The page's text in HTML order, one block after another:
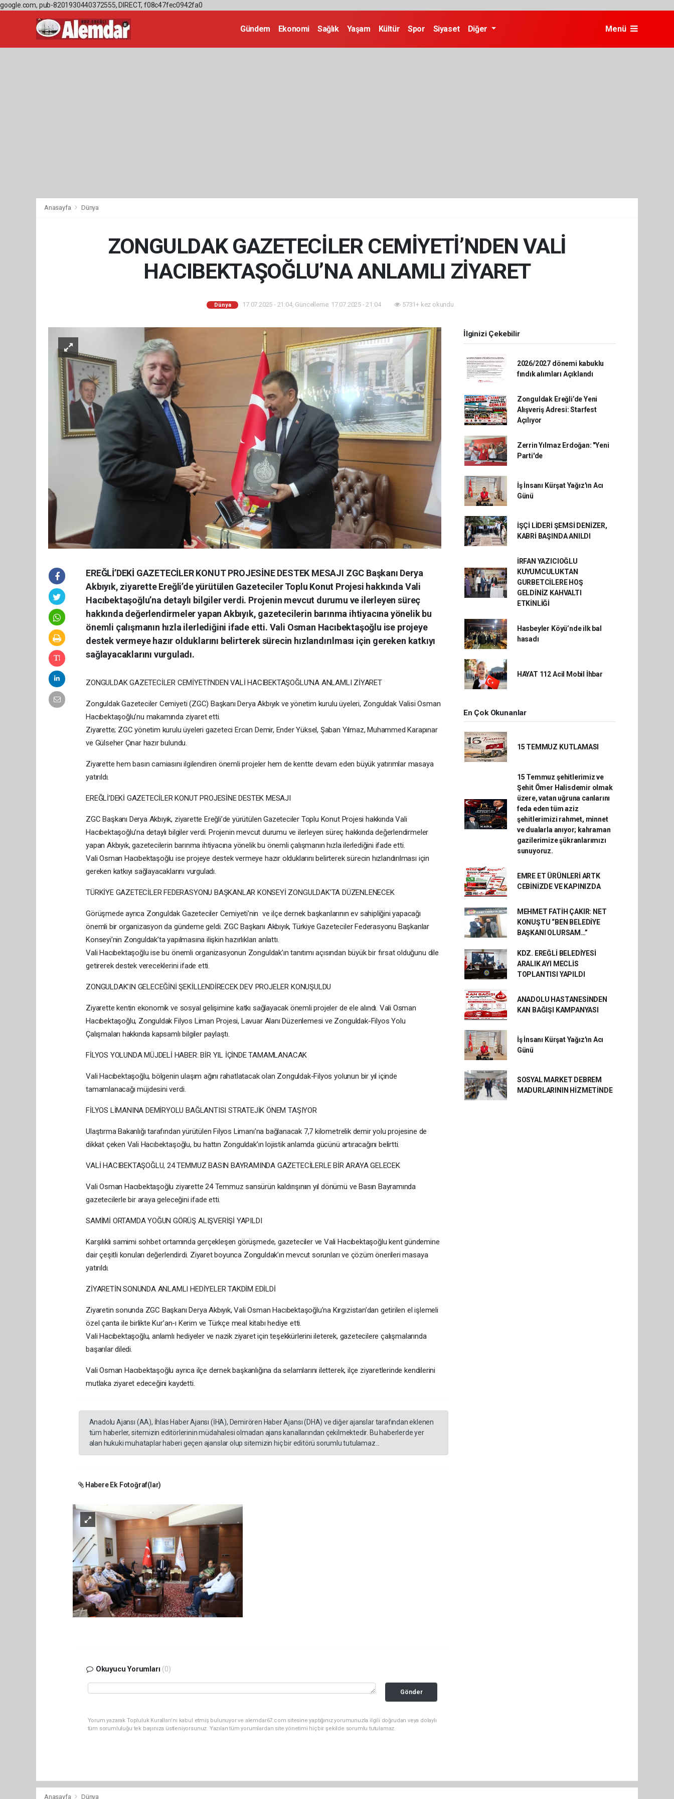
google.com, pub-8201930440372555, DIRECT, f08c47fec0942fa0
Gündem Ekonomi Sağlık Yaşam Kültür Spor Siyaset Diğer Menü
Anasayfa Dünya
ZONGULDAK GAZETECİLER CEMİYETİ’NDEN VALİ
HACIBEKTAŞOĞLU’NA ANLAMLI ZİYARET
Dünya 17.07.2025 - 21:04, Güncelleme: 17.07.2025 - 21:04 5731+ kez okundu.
EREĞLİ’DEKİ GAZETECİLER KONUT PROJESİNE DESTEK MESAJI ZGC Başkanı Derya
Akbıyık, ziyarette Ereğli’de yürütülen Gazeteciler Toplu Konut Projesi hakkında Vali
Hacıbektaşoğlu’na detaylı bilgiler verdi. Projenin mevcut durumu ve ilerleyen süreç
hakkında değerlendirmeler yapan Akbıyık, gazetecilerin barınma ihtiyacına yönelik bu
önemli çalışmanın hızla ilerlediğini ifade etti. Vali Osman Hacıbektaşoğlu ise projeye
destek vermeye hazır olduklarını belirterek sürecin hızlandırılması için gereken katkıyı
sağlayacaklarını vurguladı.
ZONGULDAK GAZETECİLER CEMİYETİ’NDEN VALİ HACIBEKTAŞOĞLU’NA ANLAMLI ZİYARET
Zonguldak Gazeteciler Cemiyeti (ZGC) Başkanı Derya Akbıyık ve yönetim kurulu üyeleri, Zonguldak Valisi Osman
Hacıbektaşoğlu’nu makamında ziyaret etti.
Ziyarette; ZGC yönetim kurulu üyeleri gazeteci Ercan Demir, Ender Yüksel, Şaban Yılmaz, Muhammed Karapınar
ve Gülseher Çınar hazır bulundu.
Ziyarette hem basın camiasını ilgilendiren önemli projeler hem de kentte devam eden büyük yatırımlar masaya
yatırıldı.
EREĞLİ’DEKİ GAZETECİLER KONUT PROJESİNE DESTEK MESAJI
ZGC Başkanı Derya Akbıyık, ziyarette Ereğli’de yürütülen Gazeteciler Toplu Konut Projesi hakkında Vali
Hacıbektaşoğlu’na detaylı bilgiler verdi. Projenin mevcut durumu ve ilerleyen süreç hakkında değerlendirmeler
yapan Akbıyık, gazetecilerin barınma ihtiyacına yönelik bu önemli çalışmanın hızla ilerlediğini ifade etti.
Vali Osman Hacıbektaşoğlu ise projeye destek vermeye hazır olduklarını belirterek sürecin hızlandırılması için
gereken katkıyı sağlayacaklarını vurguladı.
TÜRKİYE GAZETECİLER FEDERASYONU BAŞKANLAR KONSEYİ ZONGULDAK’TA DÜZENLENECEK
Görüşmede ayrıca Zonguldak Gazeteciler Cemiyeti'nin ve ilçe dernek başkanlarının ev sahipliğini yapacağı
önemli bir organizasyon da gündeme geldi. ZGC Başkanı Akbıyık, Türkiye Gazeteciler Federasyonu Başkanlar
Konseyi’nin Zonguldak’ta yapılmasına ilişkin hazırlıkları anlattı.
Vali Hacıbektaşoğlu ise bu önemli organizasyonun Zonguldak’ın tanıtımı açısından büyük bir fırsat olduğunu dile
getirerek destek vereceklerini ifade etti.
ZONGULDAK’IN GELECEĞİNİ ŞEKİLLENDİRECEK DEV PROJELER KONUŞULDU
Ziyarette kentin ekonomik ve sosyal gelişimine katkı sağlayacak önemli projeler de ele alındı. Vali Osman
Hacıbektaşoğlu, Zonguldak Filyos Liman Projesi, Lavuar Alanı Düzenlemesi ve Zonguldak-Filyos Yolu
Çalışmaları hakkında kapsamlı bilgiler paylaştı.
FİLYOS YOLUNDA MÜJDELİ HABER: BİR YIL İÇİNDE TAMAMLANACAK
Vali Hacıbektaşoğlu, bölgenin ulaşım ağını rahatlatacak olan Zonguldak-Filyos yolunun bir yıl içinde
tamamlanacağı müjdesini verdi.
FİLYOS LİMANINA DEMİRYOLU BAĞLANTISI STRATEJİK ÖNEM TAŞIYOR
Ulaştırma Bakanlığı tarafından yürütülen Filyos Limanı’na bağlanacak 7,7 kilometrelik demir yolu projesine de
dikkat çeken Vali Hacıbektaşoğlu, bu hattın Zonguldak’ın lojistik anlamda gücünü artıracağını belirtti.
VALİ HACIBEKTAŞOĞLU, 24 TEMMUZ BASIN BAYRAMINDA GAZETECİLERLE BİR ARAYA GELECEK
Vali Osman Hacıbektaşoğlu ziyarette 24 Temmuz sansürün kaldırışınıın yıl dönümü ve Basın Bayramında
gazetecilerle bir araya geleceğini ifade etti.
SAMİMİ ORTAMDA YOĞUN GÖRÜŞ ALIŞVERİŞİ YAPILDI
Karşılıklı samimi sohbet ortamında gerçekleşen görüşmede, gazeteciler ve Vali Hacıbektaşoğlu kent gündemine
dair çeşitli konuları değerlendirdi. Ziyaret boyunca Zonguldak’ın mevcut sorunları ve çözüm önerileri masaya
yatırıldı.
ZİYARETİN SONUNDA ANLAMLI HEDİYELER TAKDİM EDİLDİ
Ziyaretin sonunda ZGC Başkanı Derya Akbıyık, Vali Osman Hacıbektaşoğlu’na Kırgızistan’dan getirilen el işlemeli
özel çanta ile birlikte Kur’an-ı Kerim ve Türkçe meal kitabı hediye etti.
Vali Hacıbektaşoğlu, anlamlı hediyeler ve nazik ziyaret için teşekkürlerini ileterek, gazetecilere çalışmalarında
başarılar diledi.
Vali Osman Hacıbektaşoğlu ayrıca ilçe dernek başkanlığına da selamlarını iletterek, ilçe ziyaretlerinde kendilerini
mutlaka ziyaret edeceğini kaydetti.
Anadolu Ajansı (AA), İhlas Haber Ajansı (İHA), Demirören Haber Ajansı (DHA) ve diğer ajanslar tarafından eklenen
tüm haberler, sitemizin editörlerinin müdahalesi olmadan ajans kanallarından çekilmektedir. Bu haberlerde yer
alan hukuki muhataplar haberi geçen ajanslar olup sitemizin hiç bir editörü sorumlu tutulamaz...
Habere Ek Fotoğraf(lar)
Okuyucu Yorumları (0)
Gönder
Yorum yazarak Topluluk Kuralları’nı kabul etmiş bulunuyor ve alemdar67.com sitesine yaptığınız yorumunuzla ilgili doğrudan veya dolaylı
tüm sorumluluğu tek başınıza üstleniyorsunuz. Yazılan tüm yorumlardan site yönetimi hiçbir şekilde sorumlu tutulamaz.
İlginizi Çekebilir
2026/2027 dönemi kabuklu
fındık alımları Açıklandı
Zonguldak Ereğli’de Yeni
Alışveriş Adresi: Starfest
Açılıyor
Zerrin Yılmaz Erdoğan: "Yeni
Parti'de
İş İnsanı Kürşat Yağız'ın Acı
Günü
İŞÇİ LİDERİ ŞEMSİ DENİZER,
KABRİ BAŞINDA ANILDI
İRFAN YAZICIOĞLU
KUYUMCULUKTAN
GURBETCİLERE HOŞ
GELDİNİZ KAHVALTI
ETKİNLİĞİ
Hasbeyler Köyü’nde ilk bal
hasadı
HAYAT 112 Acil Mobil İhbar
En Çok Okunanlar
15 TEMMUZ KUTLAMASI
15 Temmuz şehitlerimiz ve
Şehit Ömer Halisdemir olmak
üzere, vatan uğruna canlarını
feda eden tüm aziz
şehitlerimizi rahmet, minnet
ve dualarla anıyor; kahraman
gazilerimize şükranlarımızı
sunuyoruz.
EMRE ET ÜRÜNLERİ ARTK
CEBİNİZDE VE KAPINIZDA
MEHMET FATİH ÇAKIR: NET
KONUŞTU “BEN BELEDİYE
BAŞKANI OLURSAM…”
KDZ. EREĞLİ BELEDİYESİ
ARALIK AYI MECLİS
TOPLANTISI YAPILDI
ANADOLU HASTANESİNDEN
KAN BAĞIŞI KAMPANYASI
İş İnsanı Kürşat Yağız'ın Acı
Günü
SOSYAL MARKET DEBREM
MADURLARININ HİZMETİNDE
Anasayfa Dünya